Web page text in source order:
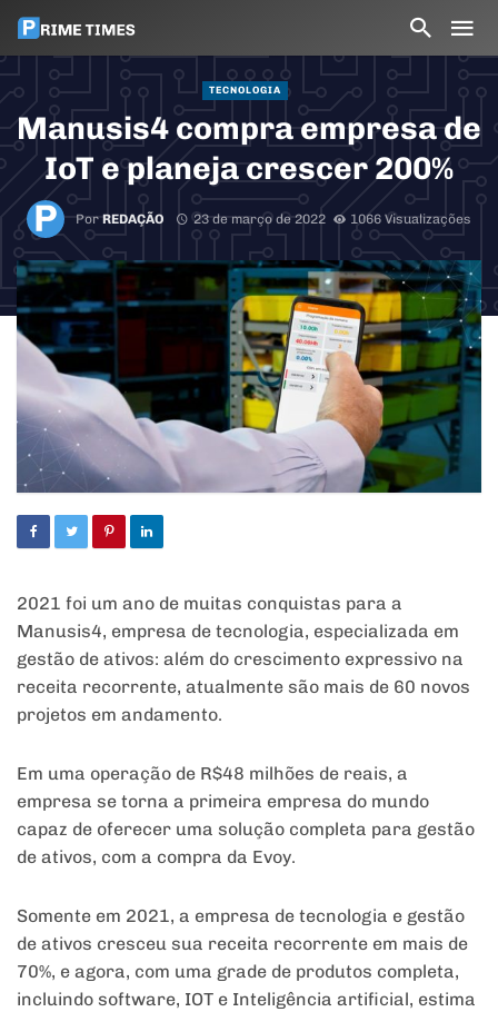
TECNOLOGIA
Manusis4 compra empresa de
IoT e planeja crescer 200%
PorREDAÇÃO 23 de março de 2022 1066 Visualizações
2021 foi um ano de muitas conquistas para a
Manusis4, empresa de tecnologia, especializada em
gestão de ativos: além do crescimento expressivo na
receita recorrente, atualmente são mais de 60 novos
projetos em andamento.
Em uma operação de R$48 milhões de reais, a
empresa se torna a primeira empresa do mundo
capaz de oferecer uma solução completa para gestão
de ativos, com a compra da Evoy.
Somente em 2021, a empresa de tecnologia e gestão
de ativos cresceu sua receita recorrente em mais de
70%, e agora, com uma grade de produtos completa,
incluindo software, IOT e Inteligência artificial, estima